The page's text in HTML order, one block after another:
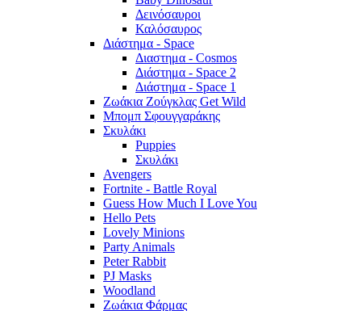
Δεινόσαυροι
Καλόσαυρος
Διάστημα - Space
Διαστημα - Cosmos
Διάστημα - Space 2
Διάστημα - Space 1
Ζωάκια Ζούγκλας Get Wild
Μπομπ Σφουγγαράκης
Σκυλάκι
Puppies
Σκυλάκι
Avengers
Fortnite - Battle Royal
Guess How Much I Love You
Hello Pets
Lovely Minions
Party Animals
Peter Rabbit
PJ Masks
Woodland
Ζωάκια Φάρμας